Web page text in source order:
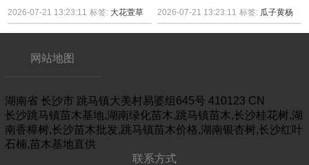
2026-07-21 13:23:11 标签: 大花萱草 2026-07-21 13:23:11 标签: 瓜子黄杨
网站地图
湖南省 长沙市 跳马镇大美村易婆组645号 410123 CN
长沙跳马镇苗木基地,湖南绿化苗木,跳马镇苗木,长沙桂花树,湖
南香樟树,长沙苗木批发,跳马镇苗木价格,湖南银杏树,长沙红叶
石楠,苗木基地直供
联系方式